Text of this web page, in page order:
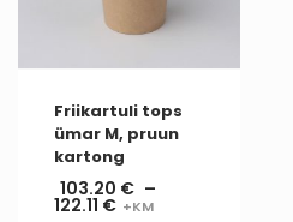
Friikartuli tops
ümar M, pruun
kartong
103.20 € –
122.11 €